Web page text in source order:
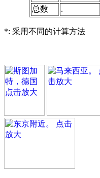
总数
.
*: 采用不同的计算方法